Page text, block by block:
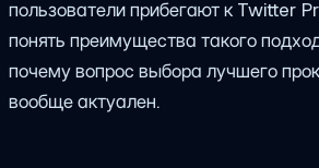
пользователи прибегают к Twitter
понять преимущества такого
почему вопрос выбора лучшего
вообще актуален.